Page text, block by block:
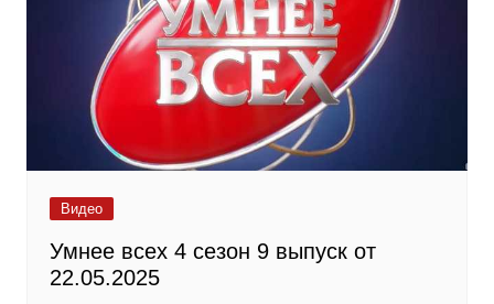
Видео
Умнее всех 4 сезон 9 выпуск от
22.05.2025